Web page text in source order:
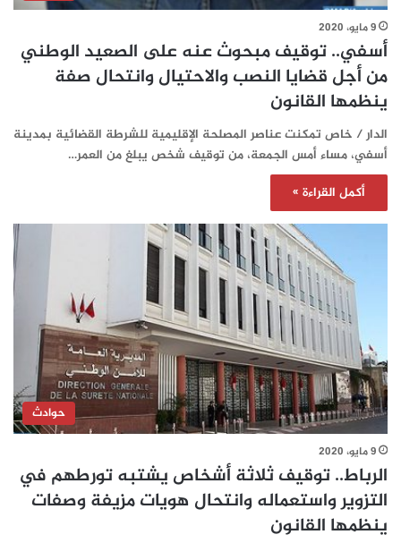
9 مايو، 2020
أسفي.. توقيف مبحوث عنه على الصعيد الوطني
من أجل قضايا النصب والاحتيال وانتحال صفة
ينظمها القانون
الدار / خاص تمكنت عناصر المصلحة الإقليمية للشرطة القضائية بمدينة
أسفي، مساء أمس الجمعة، من توقيف شخص يبلغ من العمر…
أكمل القراءة »
حوادث
9 مايو، 2020
الرباط.. توقيف ثلاثة أشخاص يشتبه تورطهم في
التزوير واستعماله وانتحال هويات مزيفة وصفات
ينظمها القانون